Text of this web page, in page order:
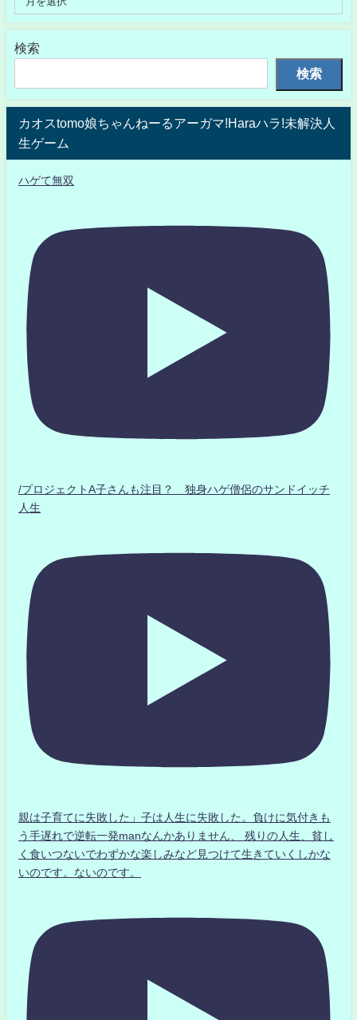
検索
検索
カオスtomo娘ちゃんねーるアーガマ!Haraハラ!未解決人
生ゲーム
ハゲて無双
/プロジェクトA子さんも注目？ 独身ハゲ僧侶のサンドイッチ
人生
親は子育てに失敗した」子は人生に失敗した。負けに気付きも
う手遅れで逆転一発manなんかありません、 残りの人生、貧し
く食いつないでわずかな楽しみなど見つけて生きていくしかな
いのです。ないのです。